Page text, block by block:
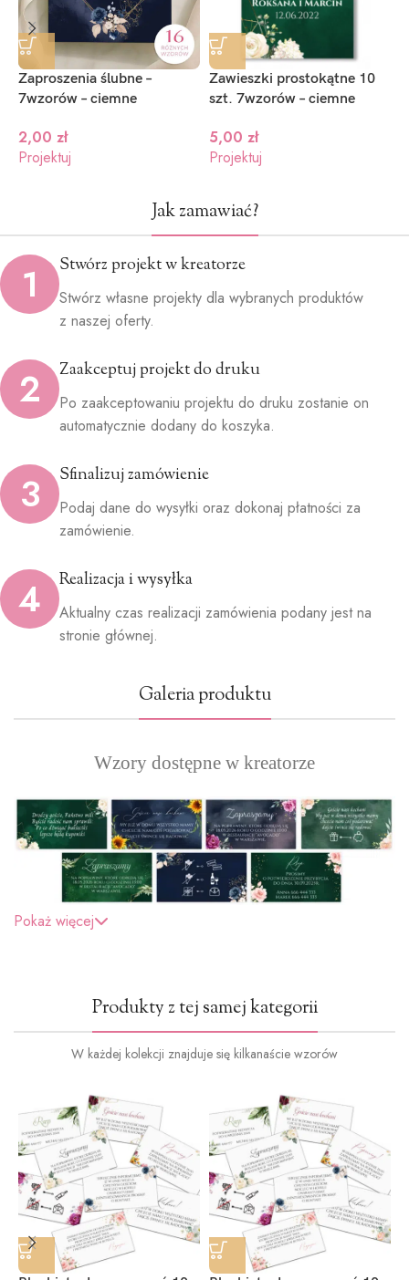
Zaproszenia ślubne –
7wzorów – ciemne
2,00 zł
Projektuj
Zawieszki prostokątne 10
szt. 7wzorów – ciemne
5,00 zł
Projektuj
Jak zamawiać?
1 Stwórz projekt w kreatorze
Stwórz własne projekty dla wybranych produktów
z naszej oferty.
2 Zaakceptuj projekt do druku
Po zaakceptowaniu projektu do druku zostanie on
automatycznie dodany do koszyka.
3 Sfinalizuj zamówienie
Podaj dane do wysyłki oraz dokonaj płatności za
zamówienie.
4 Realizacja i wysyłka
Aktualny czas realizacji zamówienia podany jest na
stronie głównej.
Galeria produktu
Wzory dostępne w kreatorze
Pokaż więcej
Produkty z tej samej kategorii
W każdej kolekcji znajduje się kilkanaście wzorów